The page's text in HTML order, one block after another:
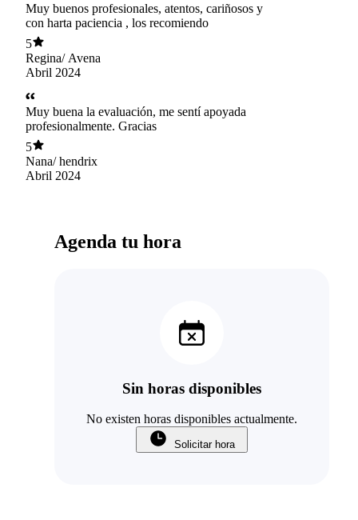
Muy buenos profesionales, atentos, cariñosos y
con harta paciencia , los recomiendo
5
Regina/ Avena
Abril 2024
Muy buena la evaluación, me sentí apoyada
profesionalmente. Gracias
5
Nana/ hendrix
Abril 2024
Agenda tu hora
Sin horas disponibles
No existen horas disponibles actualmente.
Solicitar hora